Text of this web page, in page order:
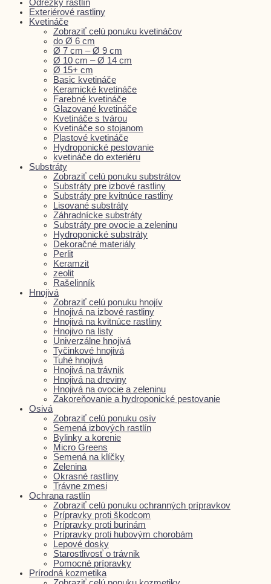
Odrezky rastlín
Exteriérové rastliny
Kvetináče
Zobraziť celú ponuku kvetináčov
do Ø 6 cm
Ø 7 cm – Ø 9 cm
Ø 10 cm – Ø 14 cm
Ø 15+ cm
Basic kvetináče
Keramické kvetináče
Farebné kvetináče
Glazované kvetináče
Kvetináče s tvárou
Kvetináče so stojanom
Plastové kvetináče
Hydroponické pestovanie
kvetináče do exteriéru
Substráty
Zobraziť celú ponuku substrátov
Substráty pre izbové rastliny
Substráty pre kvitnúce rastliny
Lisované substráty
Záhradnícke substráty
Substráty pre ovocie a zeleninu
Hydroponické substráty
Dekoračné materiály
Perlit
Keramzit
zeolit
Rašelinník
Hnojivá
Zobraziť celú ponuku hnojív
Hnojivá na izbové rastliny
Hnojivá na kvitnúce rastliny
Hnojivo na listy
Univerzálne hnojivá
Tyčinkové hnojivá
Tuhé hnojivá
Hnojivá na trávnik
Hnojivá na dreviny
Hnojivá na ovocie a zeleninu
Zakoreňovanie a hydroponické pestovanie
Osivá
Zobraziť celú ponuku osív
Semená izbových rastlín
Bylinky a korenie
Micro Greens
Semená na klíčky
Zelenina
Okrasné rastliny
Trávne zmesi
Ochrana rastlín
Zobraziť celú ponuku ochranných prípravkov
Prípravky proti škodcom
Prípravky proti burinám
Prípravky proti hubovým chorobám
Lepové dosky
Starostlivosť o trávnik
Pomocné prípravky
Prírodná kozmetika